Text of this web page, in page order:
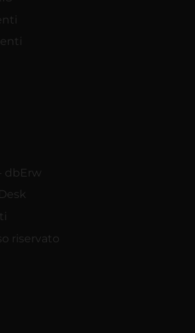
dbErw
riservato